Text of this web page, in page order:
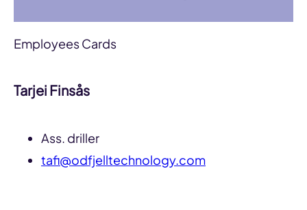
Employees Cards
Tarjei Finsås
Ass. driller
tafi@odfjelltechnology.com